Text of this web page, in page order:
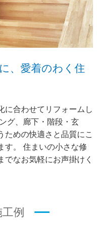
、愛着のわく住
に合わせてリフォームし
グ、廊下・階段・玄
ための快適さと品質にこ
。
住まいの小さな修
なお気軽にお声掛けく
例